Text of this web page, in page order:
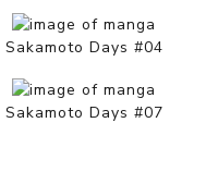
Sakamoto Days #04
Sakamoto Days #07